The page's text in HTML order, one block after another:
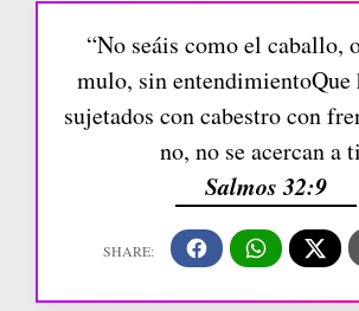
“No seáis como el caballo,
mulo, sin entendimientoQue
sujetados con cabestro con
no, no se acercan a
Salmos 32:9